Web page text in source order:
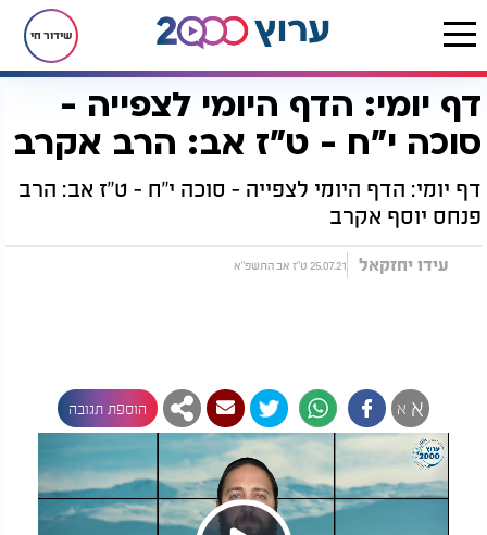
שידור חי
דף הבית הדף היומי מסכת סוכה
דף יומי: הדף היומי לצפייה -
סוכה י"ח - ט"ז אב: הרב אקרב
דף יומי: הדף היומי לצפייה - סוכה י"ח - ט"ז אב: הרב
פנחס יוסף אקרב
עידו יחזקאל 25.07.21 ט"ז אב התשפ"א
א א הוספת תגובה